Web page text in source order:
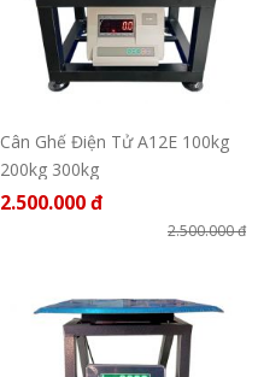
Cân Ghế Điện Tử A12E 100kg
200kg 300kg
2.500.000 đ
2.500.000 đ